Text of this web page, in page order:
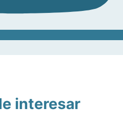
interesar